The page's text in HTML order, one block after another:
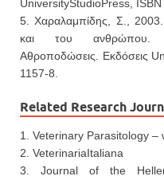
UniversityStudioPress,
5. Χαραλαμπίδης, Σ.,
και του ανθρώπου.
Αθροπoδώσεις. Εκδόσεις
1157-8.
Related Research
1. Veterinary Parasitology –
2. VeterinariaItaliana
3. Journal of the